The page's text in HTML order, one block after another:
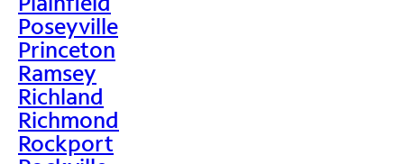
Poseyville
Princeton
Ramsey
Richland
Richmond
Rockport